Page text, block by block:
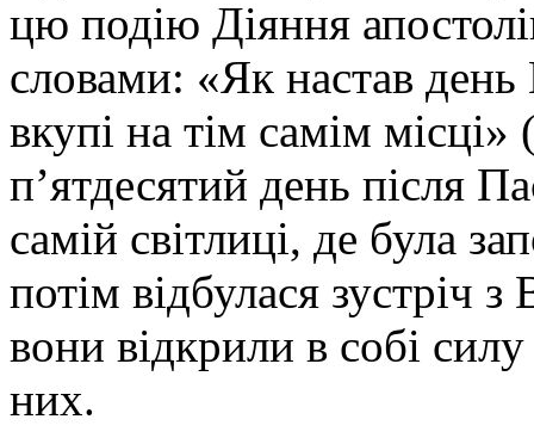
цю подію Діяння
словами: «Як настав день
вкупі на тім самім
п’ятдесятий день після
самій світлиці, де була
потім відбулася зустріч
вони відкрили в собі
них.